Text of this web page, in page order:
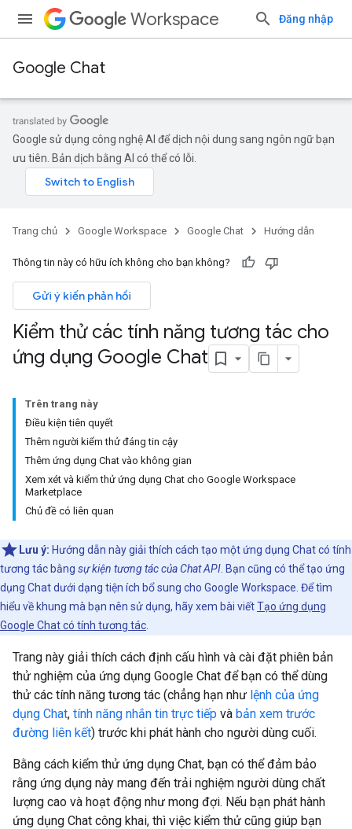
Workspace Đăng nhập
Google Chat
Google sử dụng công nghệ AI để dịch nội dung sang ngôn ngữ bạn
ưu tiên. Bản dịch bằng AI có thể có lỗi.
Trang chủ Google Workspace Google Chat Hướng dẫn
Thông tin này có hữu ích không cho bạn không?
Gửi ý kiến phản hồi
Kiểm thử các tính năng tương tác cho
ứng dụng Google Chat
Trên trang này
Điều kiện tiên quyết
Thêm người kiểm thử đáng tin cậy
Thêm ứng dụng Chat vào không gian
Xem xét và kiểm thử ứng dụng Chat cho Google Workspace
Marketplace
Chủ đề có liên quan
Lưu ý: Hướng dẫn này giải thích cách tạo một ứng dụng Chat có tính
tương tác bằng sự kiện tương tác của Chat API . Bạn cũng có thể tạo ứng
dụng Chat dưới dạng tiện ích bổ sung cho Google Workspace. Để tìm
hiểu về khung mà bạn nên sử dụng, hãy xem bài viếtTạo ứng dụng
Google Chat có tính tương tác
Trang này giải thích cách định cấu hình và cài đặt phiên bản
thử nghiệm của ứng dụng Google Chat để bạn có thể dùng
thử các tính năng tương tác (chẳng hạn như lệnh của ứng
dụng Chat, tính năng nhắn tin trực tiếp và bản xem trước
đường liên kết) trước khi phát hành cho người dùng cuối.
Bằng cách kiểm thử ứng dụng Chat, bạn có thể đảm bảo
rằng ứng dụng này mang đến trải nghiệm người dùng chất
lượng cao và hoạt động như mong đợi. Nếu bạn phát hành
ứng dụng Chat công khai, thì việc kiểm thử cũng giúp bạn